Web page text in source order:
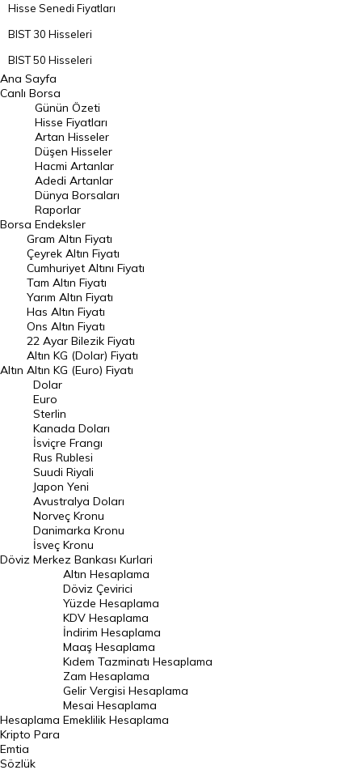
Hisse Senedi Fiyatları
BIST 30 Hisseleri
BIST 50 Hisseleri
BIST 100 Hisseleri
En Çok Artan Hisseler
En Çok Düşen Hisseler
Hacmi Artanlar
Geçmiş Kapanışlar
Dünya Borsaları
Raporlar
Endeksler
DÖVİZ
Döviz Kuru
Dolar Kuru
Euro Kuru
Pound Kuru
Frank Kuru
Riyal Kuru
Avustralya Doları
Danimarka Kronu Kuru
Kanada Doları Kuru
Norveç Kronu Kuru
İsveç Kronu Kuru
Japon Yeni Kuru
Serbest Piyasa Döviz Kurları
Merkez Bankası Döviz Kurları
Altın Fiyatları
Gram Altın Fiyatı
Ana Sayfa
Canlı Borsa
Borsa
Günün Özeti
Hisse Fiyatları
Artan Hisseler
Düşen Hisseler
Hacmi Artanlar
Adedi Artanlar
Dünya Borsaları
Raporlar
Endeksler
Altın
Gram Altın Fiyatı
Çeyrek Altın Fiyatı
Cumhuriyet Altını Fiyatı
Tam Altın Fiyatı
Yarım Altın Fiyatı
Has Altın Fiyatı
Ons Altın Fiyatı
22 Ayar Bilezik Fiyatı
Altın KG (Dolar) Fiyatı
Altın KG (Euro) Fiyatı
Döviz
Dolar
Euro
Sterlin
Kanada Doları
İsviçre Frangı
Rus Rublesi
Suudi Riyali
Japon Yeni
Avustralya Doları
Norveç Kronu
Danimarka Kronu
İsveç Kronu
Merkez Bankası Kurlari
Hesaplama
Altın Hesaplama
Döviz Çevirici
Yüzde Hesaplama
KDV Hesaplama
İndirim Hesaplama
Maaş Hesaplama
Kıdem Tazminatı Hesaplama
Zam Hesaplama
Gelir Vergisi Hesaplama
Mesai Hesaplama
Emeklilik Hesaplama
Kripto Para
Emtia
Sözlük